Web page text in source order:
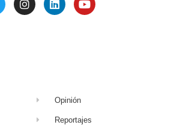
Opinión
Reportajes